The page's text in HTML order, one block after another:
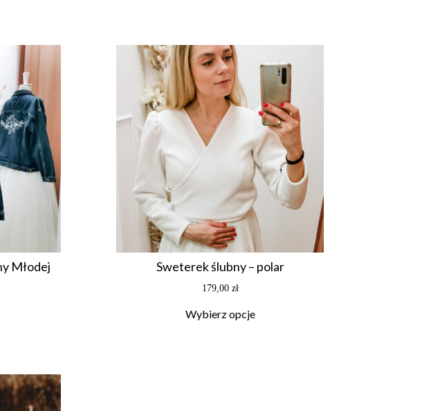
Młodej Sweterek ślubny – polar
179,00 zł
Wybierz opcje